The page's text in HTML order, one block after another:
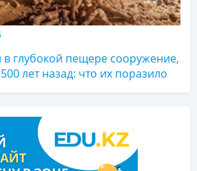
глубокой пещере сооружение,
лет назад: что их поразило